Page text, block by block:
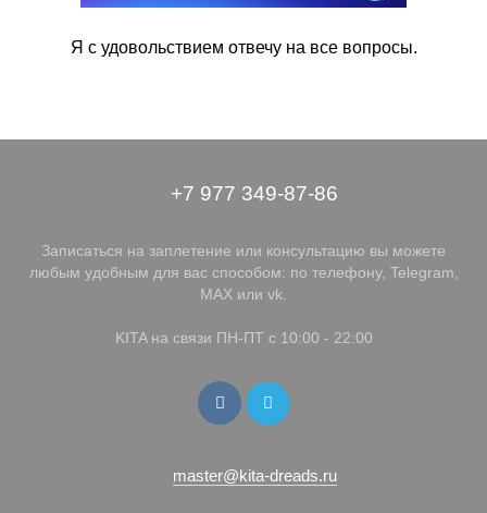
Я с удовольствием отвечу на все вопросы.
+7 977 349-87-86
Записаться на заплетение или консультацию вы можете
любым удобным для вас способом: по телефону, Telegram,
MAX или vk.
KITA на связи ПН-ПТ с 10:00 - 22:00
master@kita-dreads.ru